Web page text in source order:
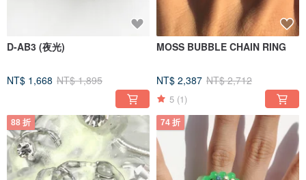
D-AB3 (夜光)
NT$ 1,668 NT$ 1,895
MOSS BUBBLE CHAIN RING
NT$ 2,387 NT$ 2,712
5 (1)
88 折 74 折